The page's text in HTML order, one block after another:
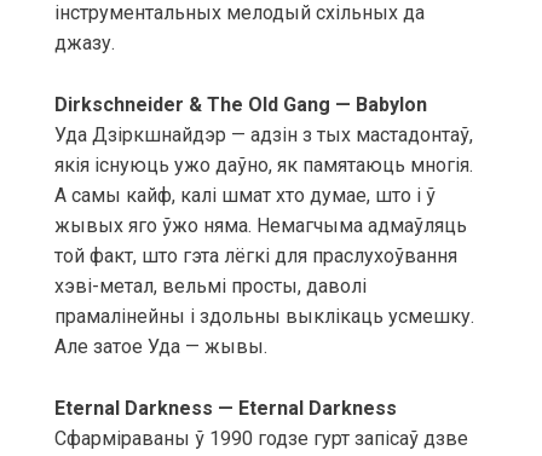
інструментальных мелодый схільных да
джазу.
Dirkschneider & The Old Gang — Babylon
Уда Дзіркшнайдэр — адзін з тых мастадонтаў,
якія існуюць ужо даўно, як памятаюць многія.
А самы кайф, калі шмат хто думае, што і ў
жывых яго ўжо няма. Немагчыма адмаўляць
той факт, што гэта лёгкі для праслухоўвання
хэві-метал, вельмі просты, даволі
прамалінейны і здольны выклікаць усмешку.
Але затое Уда — жывы.
Eternal Darkness — Eternal Darkness
Сфарміраваны ў 1990 годзе гурт запісаў дзве